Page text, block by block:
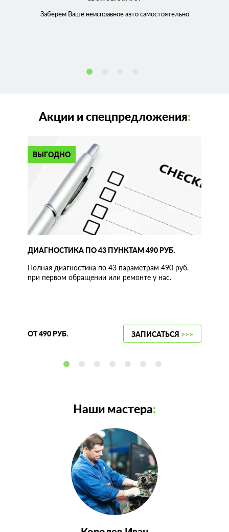
Заберем Ваше неисправноеавто самостоятельно
Акции и спецпредложения:
ВЫГОДНО
ДИАГНОСТИКА ПО 43 ПУНКТАМ 490 РУБ.
Полная диагностика по 43 параметрам 490 руб.
при первом обращении или ремонте у нас.
ОТ 490 РУБ. ЗАПИСАТЬСЯ >>>
Наши мастера: